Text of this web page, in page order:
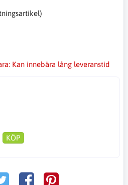
Kan innebära lång leveranstid
KÖP